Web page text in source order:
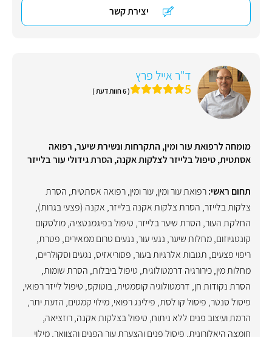
יצירת קשר
ד"ר אייל פרץ
5 ( 6 חוות דעת )
מומחה לרפואת עור ומין, התקרחות ונשירת שיער, רפואה
אסתטית, טיפול בלייזר לצלקות אקנה, הסרת גידולי עור בלייזר
תחום ראשי:רפואת עור ומין,עור ומין,רפואה אסתטית, הסרת
צלקות בלייזר, הסרת צלקות אקנה בלייזר, אקנה (פצעי בגרות),
החלקת העור, הסרת שיער בלייזר, טיפול בפיגמנטציה,מולסקום
קונטגיוזום,מחלות שיער, נגעי עור, נגעים טרום ממאירים, פטרת,
ריפוי פצעים, תגובות אלרגיות בעור, פסוריאזיס, נגעים וסקולריים,
מחלות מין,כירורגיה דרמטולוגית, טיפול ביבלות, הסרת שומות,
הסרת נקודות חן, דרמטולוגיה קוסמטית,בוטוקס, טיפול לייזר רפואי,
פיסול סנטר, פיסול קו לסת, פילינג רפואי,מילוי קמטים, הזעת יתר,
הרמת ועיצוב פנים ללא ניתוח, טיפול בצלקות אקנה,רוזציאה,
חומצה היאלורונית, פיסול פנים והצערת עור הפנים והצוואר,מילוי